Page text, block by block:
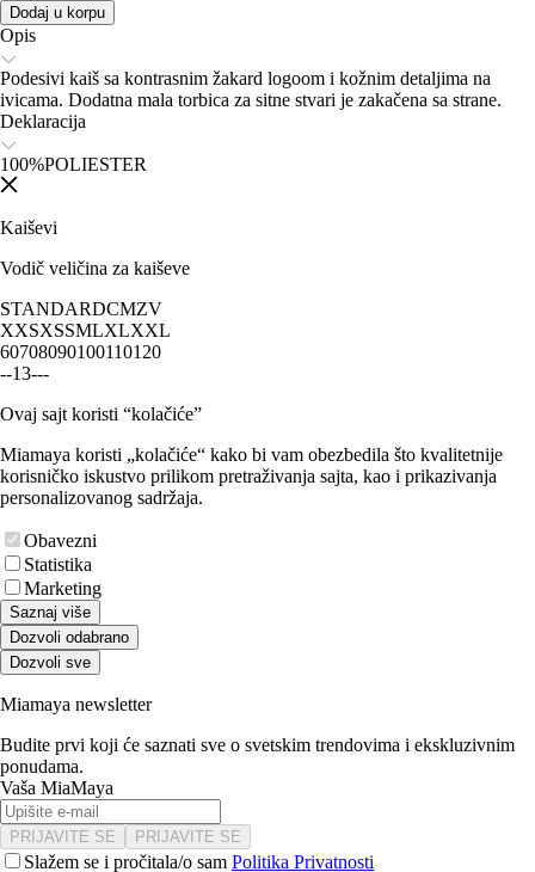
Dodaj u korpu
Opis
Podesivi kaiš sa kontrasnim žakard logoom i kožnim detaljima na
ivicama. Dodatna mala torbica za sitne stvari je zakačena sa strane.
Deklaracija
100%POLIESTER
Kaiševi
Vodič veličina za kaiševe
STANDARDCMZV
XXSXSSMLXLXXL
60708090100110120
--13---
Ovaj sajt koristi “kolačiće”
Miamaya koristi „kolačiće“ kako bi vam obezbedila što kvalitetnije
korisničko iskustvo prilikom pretraživanja sajta, kao i prikazivanja
personalizovanog sadržaja.
Obavezni
Statistika
Marketing
Saznaj više
Dozvoli odabrano
Dozvoli sve
Miamaya newsletter
Budite prvi koji će saznati sve o svetskim trendovima i ekskluzivnim
ponudama.
Vaša MiaMaya
PRIJAVITE SE PRIJAVITE SE
Slažem se i pročitala/o sam Politika Privatnosti